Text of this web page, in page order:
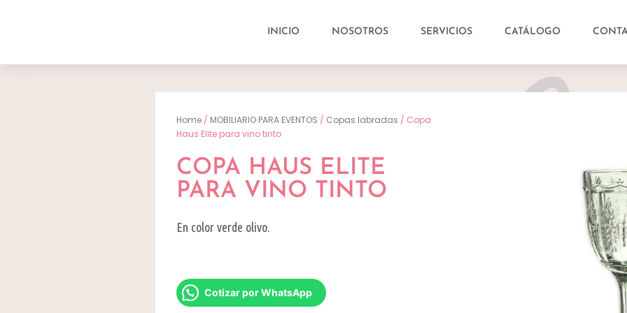
INICIO NOSOTROS SERVICIOS CATÁLOGO
Home / MOBILIARIO PARA EVENTOS / Copas labradas / Copa
Haus Elite para vino tinto
COPA HAUS ELITE
PARA VINO TINTO
En color verde olivo.
Cotizar por WhatsApp